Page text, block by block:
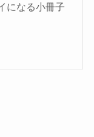
になる小冊子